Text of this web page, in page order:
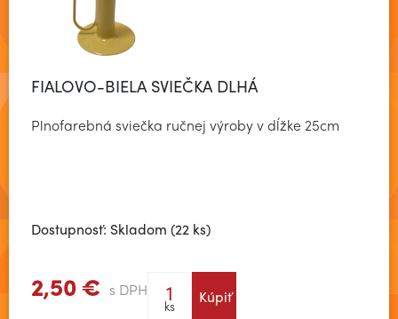
FIALOVO-BIELA SVIEČKA DLHÁ
Plnofarebná sviečka ručnej výroby v dĺžke 25cm
Dostupnosť: Skladom (22 ks)
2,50 € s DPH
ks Kúpiť
Zobraziť viac